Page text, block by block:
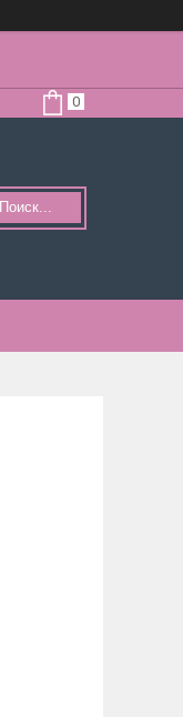
Поиск...